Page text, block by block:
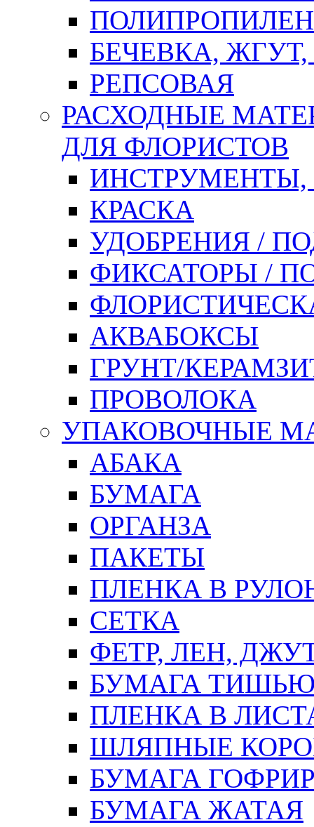
БЕЧЕВКА,
РЕПСОВАЯ
РАСХОДНЫЕ
ДЛЯ ФЛОРИСТОВ
ИНСТРУМЕНТЫ,
КРАСКА
УДОБРЕНИЯ /
ФИКСАТОРЫ /
АКВАБОКСЫ
ГРУНТ/
ПРОВОЛОКА
УПАКОВОЧНЫЕ
АБАКА
БУМАГА
ОРГАНЗА
ПАКЕТЫ
ПЛЕНКА В
СЕТКА
ФЕТР, ЛЕН,
БУМАГА
ПЛЕНКА В
ШЛЯПНЫЕ
БУМАГА
БУМАГА ЖАТАЯ